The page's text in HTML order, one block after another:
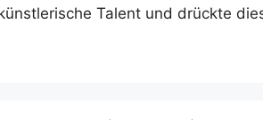
Talent und drückte